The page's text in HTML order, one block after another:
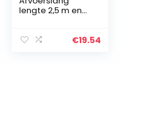
lengte 2,5 m en
(2,5 m / Ø40 mm)
€19.54